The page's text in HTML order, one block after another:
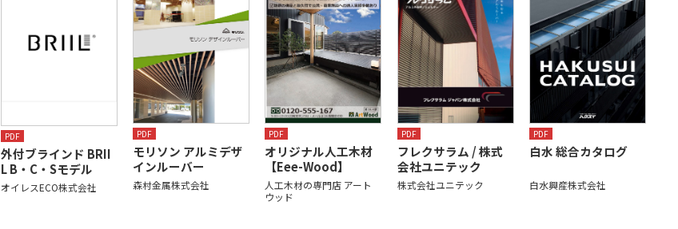
PDF
外付ブラインド BRII
L B・C・Sモデル
オイレスECO株式会社
PDF
モリソン アルミデザ
インルーバー
森村金属株式会社
PDF
オリジナル人工木材
【Eee-Wood】
人工木材の専門店 アート
ウッド
PDF
フレクサラム / 株式
会社ユニテック
株式会社ユニテック
PDF
白水 総合カタログ
白水興産株式会社